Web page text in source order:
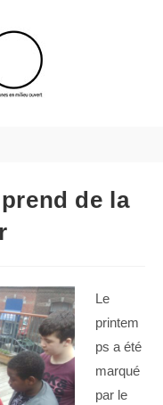
de la
Le
printem
ps a été
marqué
par le